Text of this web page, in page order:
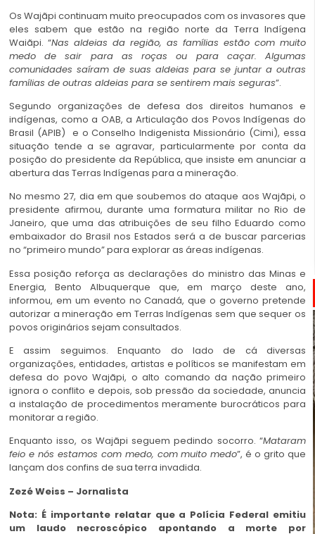
Os Wajãpi continuam muito preocupados com os invasores que
eles sabem que estão na região norte da Terra Indígena
Waiãpi. “Nas aldeias da região, as famílias estão com muito
medo de sair para as roças ou para caçar. Algumas
comunidades saíram de suas aldeias para se juntar a outras
famílias de outras aldeias para se sentirem mais seguras”.
Segundo organizações de defesa dos direitos humanos e
indígenas, como a OAB, a Articulação dos Povos Indígenas do
Brasil (APIB) e o Conselho Indigenista Missionário (Cimi), essa
situação tende a se agravar, particularmente por conta da
posição do presidente da República, que insiste em anunciar a
abertura das Terras Indígenas para a mineração.
No mesmo 27, dia em que soubemos do ataque aos Wajãpi, o
presidente afirmou, durante uma formatura militar no Rio de
Janeiro, que uma das atribuições de seu filho Eduardo como
embaixador do Brasil nos Estados será a de buscar parcerias
no “primeiro mundo” para explorar as áreas indígenas.
Essa posição reforça as declarações do ministro das Minas e
Energia, Bento Albuquerque que, em março deste ano,
informou, em um evento no Canadá, que o governo pretende
autorizar a mineração em Terras Indígenas sem que sequer os
povos originários sejam consultados.
E assim seguimos. Enquanto do lado de cá diversas
organizações, entidades, artistas e políticos se manifestam em
defesa do povo Wajãpi, o alto comando da nação primeiro
ignora o conflito e depois, sob pressão da sociedade, anuncia
a instalação de procedimentos meramente burocráticos para
monitorar a região.
Enquanto isso, os Wajãpi seguem pedindo socorro. “Mataram
feio e nós estamos com medo, com muito medo”, é o grito que
lançam dos confins de sua terra invadida.
Zezé Weiss – Jornalista
Nota: É importante relatar que a Polícia Federal emitiu
um laudo necroscópico apontando a morte por